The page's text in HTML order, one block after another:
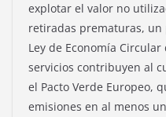
explotar el valor no
retiradas prematuras,
Ley de Economía Circular
servicios contribuyen al
el Pacto Verde Europeo,
emisiones en al menos